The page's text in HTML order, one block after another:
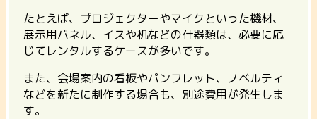
たとえば、 プロジェクターやマイクといった機材、
展示用パネル、イスや机などの什器類は、必要に応
じてレンタルするケースが多いです。
また、会場案内の看板やパンフレット、ノベルティ
などを新たに制作する場合も、別途費用が発生しま
す。